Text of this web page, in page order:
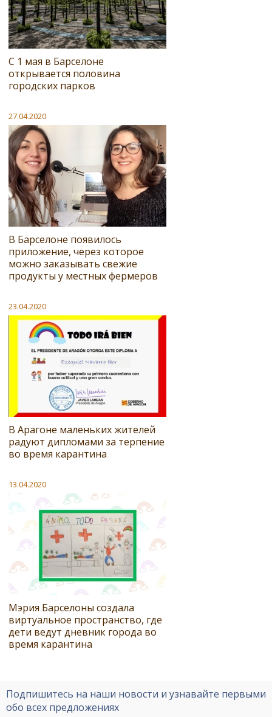
С 1 мая в Барселоне
открывается половина
городских парков
27.04.2020
В Барселоне появилось
приложение, через которое
можно заказывать свежие
продукты у местных фермеров
23.04.2020
В Арагоне маленьких жителей
радуют дипломами за терпение
во время карантина
13.04.2020
Мэрия Барселоны создала
виртуальное пространство, где
дети ведут дневник города во
время карантина
Подпишитесь на наши новости и узнавайте первыми
обо всех предложениях